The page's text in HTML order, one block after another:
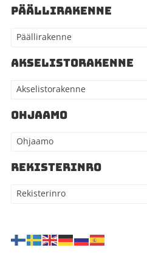
PÄÄLLIRAKENNE
Päällirakenne
AKSELISTORAKENNE
Akselistorakenne
OHJAAMO
Ohjaamo
REKISTERINRO
Rekisterinro